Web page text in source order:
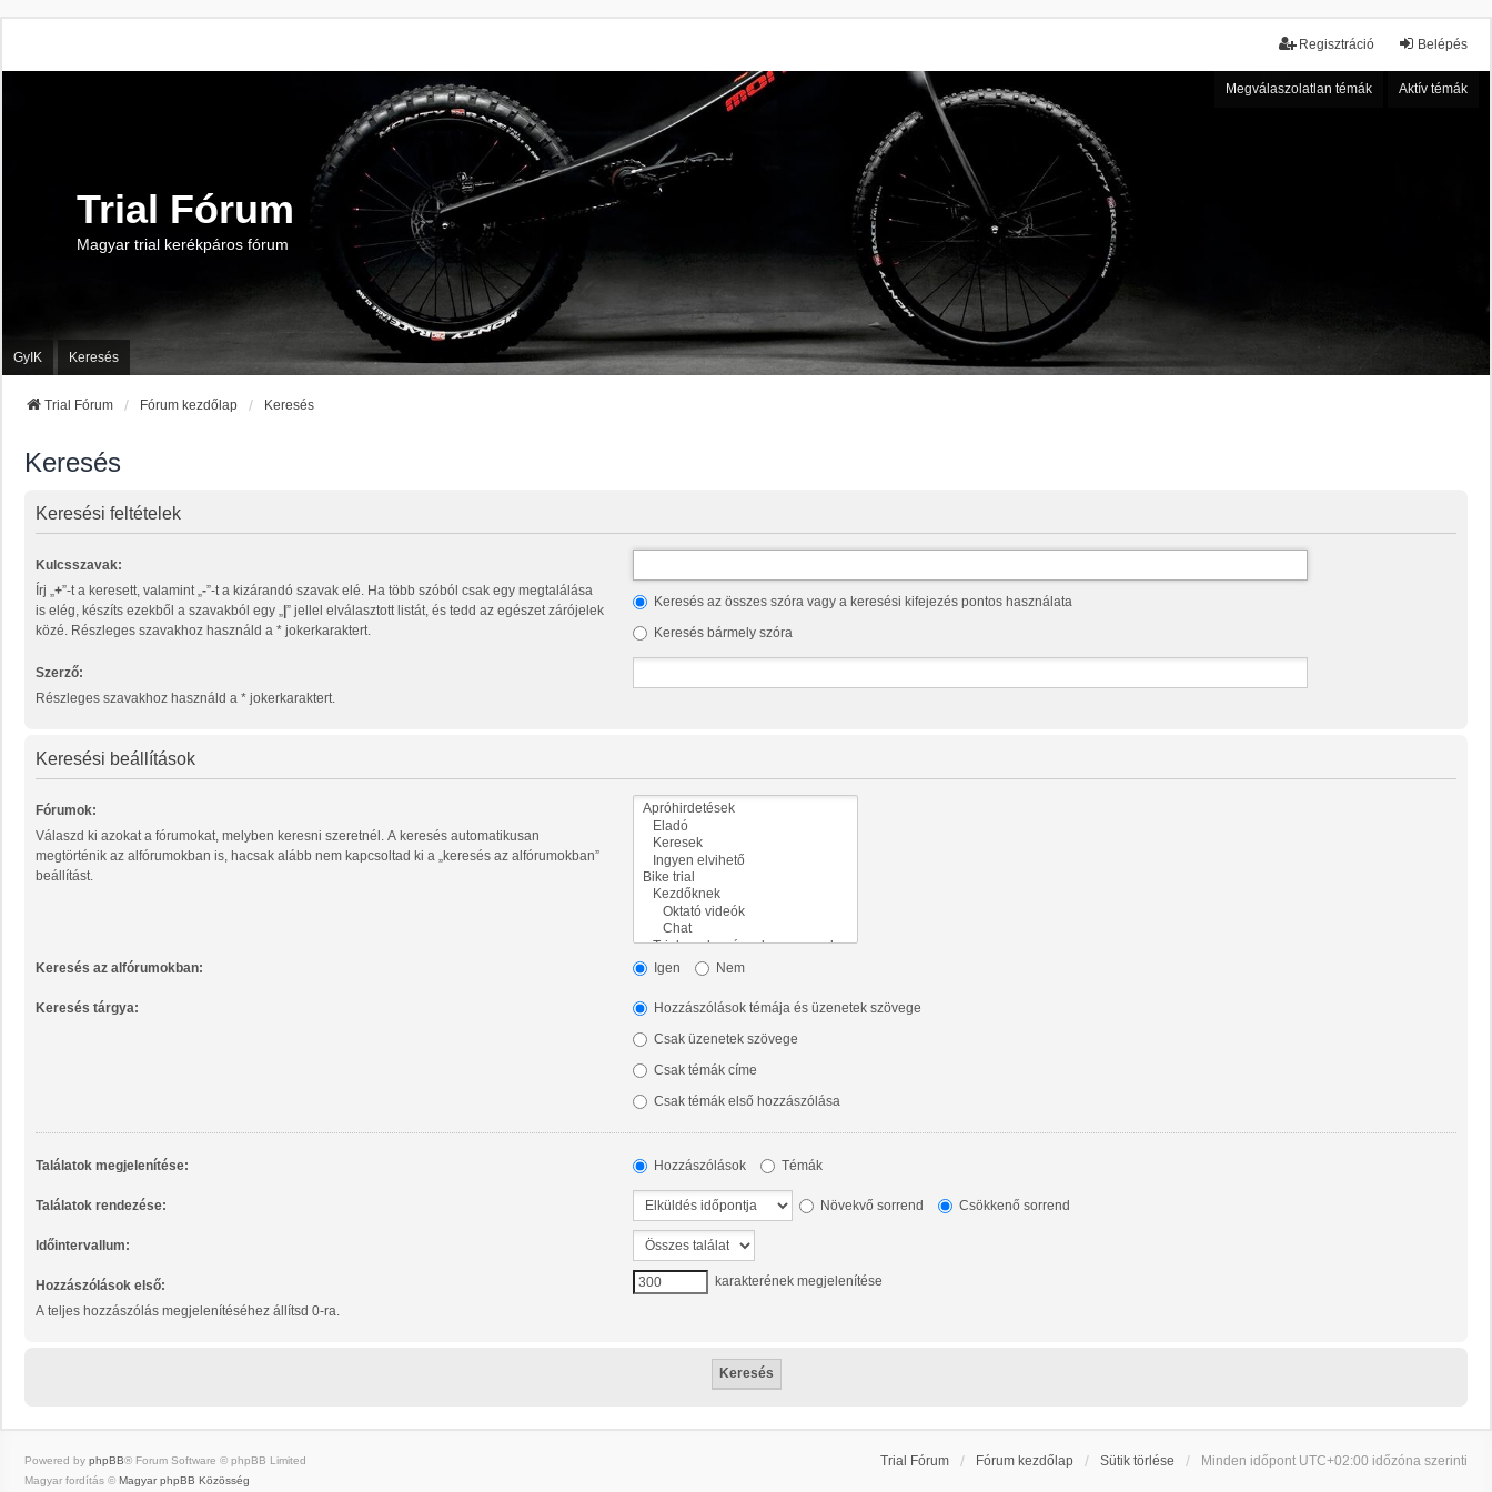
Belépés
Regisztráció
Megválaszolatlan témák Aktív témák
Trial Fórum
Magyar trial kerékpáros fórum
GyIK Keresés
Trial Fórum Fórum kezdőlap Keresés
Keresés
Keresési feltételek
Kulcsszavak:
Írj „+”-t a keresett, valamint „-”-t a kizárandó szavak elé. Ha több szóból csak egy megtalálása
is elég, készíts ezekből a szavakból egy „ ” jellel elválasztott listát, és tedd az egészet zárójelek
közé. Részleges szavakhoz használd a * jokerkaraktert.
Keresés az összes szóra vagy a keresési kifejezés pontos használata
Keresés bármely szóra
Szerző:
Részleges szavakhoz használd a * jokerkaraktert.
Keresési beállítások
Fórumok:
Válaszd ki azokat a fórumokat, melyben keresni szeretnél. A keresés automatikusan
megtörténik az alfórumokban is, hacsak alább nem kapcsoltad ki a „keresés az alfórumokban”
beállítást.
Keresés az alfórumokban: Igen Nem
Keresés tárgya:
Hozzászólások témája és üzenetek szövege
Csak üzenetek szövege
Csak témák címe
Csak témák első hozzászólása
Találatok megjelenítése: Hozzászólások Témák
Találatok rendezése: Növekvő sorrend Csökkenő sorrend
Időintervallum:
Hozzászólások első:
A teljes hozzászólás megjelenítéséhez állítsd 0-ra.
karakterének megjelenítése
Trial Fórum Fórum kezdőlap Sütik törlése Minden időpont UTC+02:00 időzóna szerinti
Powered by phpBB® Forum Software © phpBB Limited
Magyar fordítás © Magyar phpBB Közösség